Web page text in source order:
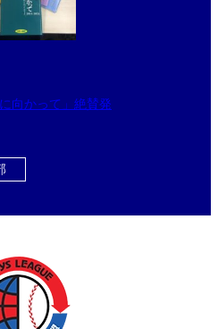
向かって」絶賛発